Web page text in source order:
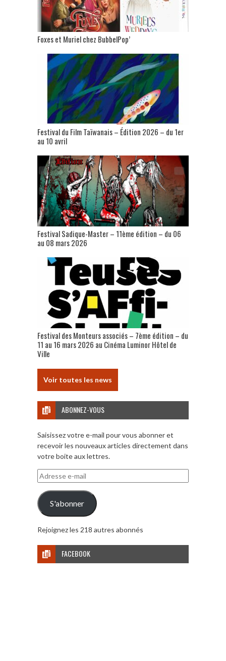
Foxes et Muriel chez BubbelPop’
Festival du Film Taïwanais – Édition 2026 – du 1er
au 10 avril
Festival Sadique-Master – 11ème édition – du 06
au 08 mars 2026
Festival des Monteurs associés – 7ème édition – du
11 au 16 mars 2026 au Cinéma Luminor Hôtel de
Ville
Voir toutes les news
ABONNEZ-VOUS
Saisissez votre e-mail pour vous abonner et
recevoir les nouveaux articles directement dans
votre boite aux lettres.
Adresse
e-
mail
S'abonner
Rejoignez les 218 autres abonnés
FACEBOOK